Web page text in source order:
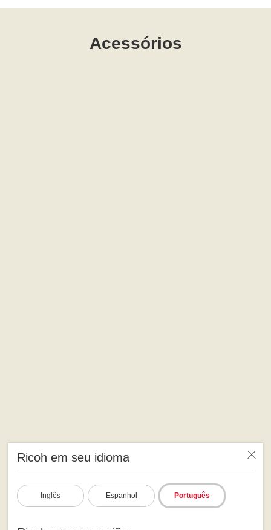
Ricoh em seu idioma
Inglês Espanhol Português
Acessórios